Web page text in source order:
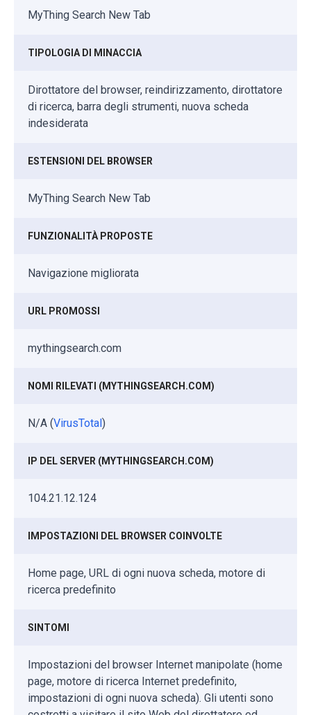
MyThing Search New Tab
TIPOLOGIA DI MINACCIA
Dirottatore del browser, reindirizzamento, dirottatore
di ricerca, barra degli strumenti, nuova scheda
indesiderata
ESTENSIONI DEL BROWSER
MyThing Search New Tab
FUNZIONALITÀ PROPOSTE
Navigazione migliorata
URL PROMOSSI
mythingsearch.com
NOMI RILEVATI (MYTHINGSEARCH.COM)
N/A (VirusTotal)
IP DEL SERVER (MYTHINGSEARCH.COM)
104.21.12.124
IMPOSTAZIONI DEL BROWSER COINVOLTE
Home page, URL di ogni nuova scheda, motore di
ricerca predefinito
SINTOMI
Impostazioni del browser Internet manipolate (home
page, motore di ricerca Internet predefinito,
impostazioni di ogni nuova scheda). Gli utenti sono